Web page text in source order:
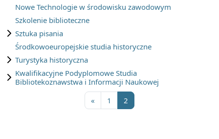
Nowe Technologie w środowisku zawodowym
Szkolenie biblioteczne
Sztuka pisania
Środkowoeuropejskie studia historyczne
Turystyka historyczna
Kwalifikacyjne Podyplomowe Studia
Bibliotekoznawstwa i Informacji Naukowej
« Poprzednia strona
1 Strona 1
2